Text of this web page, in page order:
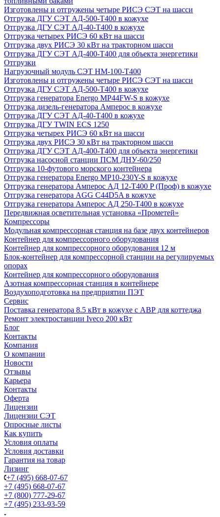
Изготовлены и отгружены четыре РИСЭ СЭТ на шасси
Отгрузка ДГУ СЭТ АД-500-Т400 в кожухе
Отгрузка ДГУ СЭТ АД-40-Т400 в кожухе
Отгрузка четырех РИСЭ 60 кВт на шасси
Отгрузка двух РИСЭ 30 кВт на тракторном шасси
Отгрузка ДГУ СЭТ АД-400-Т400 для объекта энергетики
Отгрузки
Нагрузочный модуль СЭТ НМ-100-Т400
Изготовлены и отгружены четыре РИСЭ СЭТ на шасси
Отгрузка ДГУ СЭТ АД-500-Т400 в кожухе
Отгрузка генератора Energo MP44FW-S в кожухе
Отгрузка дизель-генератора Амперос в кожухе
Отгрузка ДГУ СЭТ АД-40-Т400 в кожухе
Отгрузка ДГУ TWIN ECS 1250
Отгрузка четырех РИСЭ 60 кВт на шасси
Отгрузка двух РИСЭ 30 кВт на тракторном шасси
Отгрузка ДГУ СЭТ АД-400-Т400 для объекта энергетики
Отгрузка насосной станции ПСМ ДНУ-60/250
Отгрузка 10-футового морского контейнера
Отгрузка генератора Energo MP10-230Y-S в кожухе
Отгрузка генератора Амперос АД 12-Т400 P (Проф) в кожухе
Отгрузка генератора AGG C44D5A в кожухе
Отгрузка генератора Амперос АД 250-Т400 в кожухе
Передвижная осветительная установка «Прометей»
Компрессоры
Модульная компрессорная станция на базе двух контейнеров
Контейнер для компрессорного оборудования
Контейнер для компрессорного оборудования 12 м
Блок-контейнер для компрессорной станции на регулируемых
опорах
Контейнер для компрессорного оборудования
Азотная компрессорная станция в контейнере
Воздухоподготовка на предприятии ПЭТ
Сервис
Поставка генератора 8.5 кВт в кожухе с АВР для коттеджа
Ремонт электростанции Iveco 200 кВт
Блог
Контакты
Компания
О компании
Новости
Отзывы
Карьера
Контакты
Оферта
Лицензии
Лицензии СЭТ
Опросные листы
Как купить
Условия оплаты
Условия доставки
Гарантия на товар
Лизинг
+7 (495) 668-07-67
+7 (495) 668-07-67
+7 (800) 777-29-67
+7 (495) 233-93-59